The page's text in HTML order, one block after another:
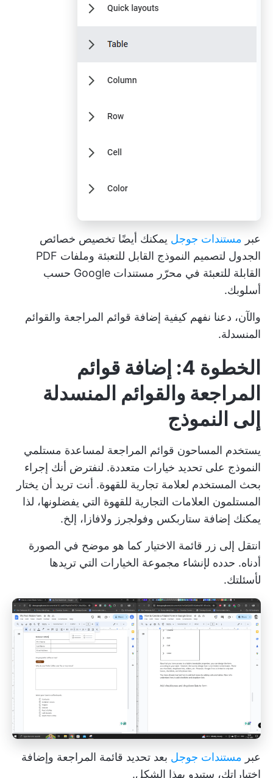
عبر مستندات جوجل يمكنك أيضًا تخصيص خصائص
الجدول لتصميم النموذج القابل للتعبئة وملفات PDF
القابلة للتعبئة في محرّر مستندات Google حسب
أسلوبك.
والآن، دعنا نفهم كيفية إضافة قوائم المراجعة والقوائم
المنسدلة.
الخطوة 4: إضافة قوائم
المراجعة والقوائم المنسدلة
إلى النموذج
يستخدم المساحون قوائم المراجعة لمساعدة مستلمي
النموذج على تحديد خيارات متعددة. لنفترض أنك إجراء
بحث المستخدم لعلامة تجارية للقهوة. أنت تريد أن يختار
المستلمون العلامات التجارية للقهوة التي يفضلونها، لذا
يمكنك إضافة ستاربكس وفولجرز ولافازا، إلخ.
انتقل إلى زر قائمة الاختيار كما هو موضح في الصورة
أدناه. حدده لإنشاء مجموعة الخيارات التي تريدها
لأسئلتك.
عبر مستندات جوجل بعد تحديد قائمة المراجعة وإضافة
اختياراتك، ستبدو بهذا الشكل.